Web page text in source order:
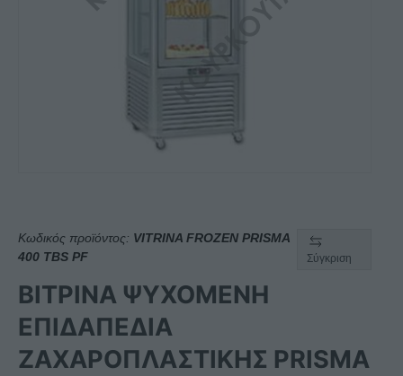
Κωδικός προϊόντος: VITRINA FROZEN PRISMA
400 TBS PF
Σύγκριση
ΒΙΤΡΙΝΑ ΨΥΧΟΜΕΝΗ
ΕΠΙΔΑΠΕΔΙΑ
ΖΑΧΑΡΟΠΛΑΣΤΙΚΗΣ PRISMA